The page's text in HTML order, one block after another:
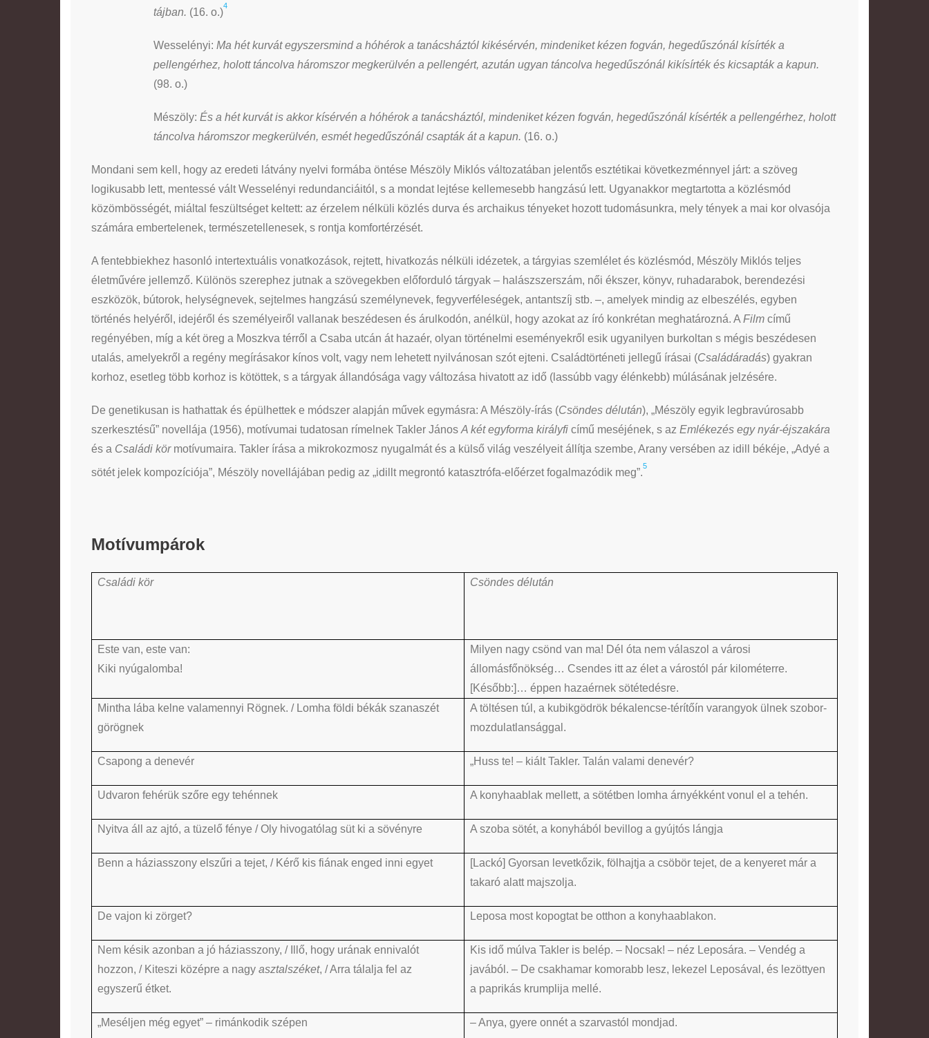
tájban. (16. o.)
4
Wesselényi: Ma hét kurvát egyszersmind a hóhérok a tanácsháztól kikésérvén, mindeniket kézen fogván, hegedűszónál kísírték a
pellengérhez, holott táncolva háromszor megkerülvén a pellengért, azután ugyan táncolva hegedűszónál kikísírték és kicsapták a kapun.
(98. o.)
Mészöly: És a hét kurvát is akkor kísérvén a hóhérok a tanácsháztól, mindeniket kézen fogván, hegedűszónál kísérték a pellengérhez, holott
táncolva háromszor megkerülvén, esmét hegedűszónál csapták át a kapun. (16. o.)
Mondani sem kell, hogy az eredeti látvány nyelvi formába öntése Mészöly Miklós változatában jelentős esztétikai következménnyel járt: a szöveg
logikusabb lett, mentessé vált Wesselényi redundanciáitól, s a mondat lejtése kellemesebb hangzású lett. Ugyanakkor megtartotta a közlésmód
közömbösségét, miáltal feszültséget keltett: az érzelem nélküli közlés durva és archaikus tényeket hozott tudomásunkra, mely tények a mai kor olvasója
számára embertelenek, természetellenesek, s rontja komfortérzését.
A fentebbiekhez hasonló intertextuális vonatkozások, rejtett, hivatkozás nélküli idézetek, a tárgyias szemlélet és közlésmód, Mészöly Miklós teljes
életművére jellemző. Különös szerephez jutnak a szövegekben előforduló tárgyak – halászszerszám, női ékszer, könyv, ruhadarabok, berendezési
eszközök, bútorok, helységnevek, sejtelmes hangzású személynevek, fegyverféleségek, antantszíj stb. –, amelyek mindig az elbeszélés, egyben
történés helyéről, idejéről és személyeiről vallanak beszédesen és árulkodón, anélkül, hogy azokat az író konkrétan meghatározná. A Film című
regényében, míg a két öreg a Moszkva térről a Csaba utcán át hazaér, olyan történelmi eseményekről esik ugyanilyen burkoltan s mégis beszédesen
utalás, amelyekről a regény megírásakor kínos volt, vagy nem lehetett nyilvánosan szót ejteni. Családtörténeti jellegű írásai (Családáradás) gyakran
korhoz, esetleg több korhoz is kötöttek, s a tárgyak állandósága vagy változása hivatott az idő (lassúbb vagy élénkebb) múlásának jelzésére.
De genetikusan is hathattak és épülhettek e módszer alapján művek egymásra: A Mészöly-írás (Csöndes délután), „Mészöly egyik legbravúrosabb
szerkesztésű” novellája (1956), motívumai tudatosan rímelnek Takler János A két egyforma királyfi című meséjének, s az Emlékezés egy nyár-éjszakára
és a Családi körmotívumaira. Takler írása a mikrokozmosz nyugalmát és a külső világ veszélyeit állítja szembe, Arany versében az idill békéje, „Adyé a
sötét jelek kompozíciója”, Mészöly novellájában pedig az „idillt megrontó katasztrófa-előérzet fogalmazódik meg”.
5
Motívumpárok
Családi kör Csöndes délután
Este van, este van:
Kiki nyúgalomba!
Milyen nagy csönd van ma! Dél óta nem válaszol a városi
állomásfőnökség… Csendes itt az élet a várostól pár kilométerre.
[Később:]… éppen hazaérnek sötétedésre.
Mintha lába kelne valamennyi Rögnek. / Lomha földi békák szanaszét
görögnek
A töltésen túl, a kubikgödrök békalencse-térítőín varangyok ülnek szobor-
mozdulatlansággal.
Csapong a denevér „Huss te! – kiált Takler. Talán valami denevér?
Udvaron fehérük szőre egy tehénnek A konyhaablak mellett, a sötétben lomha árnyékként vonul el a tehén.
Nyitva áll az ajtó, a tüzelő fénye / Oly hivogatólag süt ki a sövényre A szoba sötét, a konyhából bevillog a gyújtós lángja
Benn a háziasszony elszűri a tejet, / Kérő kis fiának enged inni egyet
[Lackó] Gyorsan levetkőzik, fölhajtja a csöbör tejet, de a kenyeret már a
takaró alatt majszolja.
De vajon ki zörget? Leposa most kopogtat be otthon a konyhaablakon.
Nem késik azonban a jó háziasszony, / Illő, hogy urának ennivalót
hozzon, / Kiteszi középre a nagy asztalszéket, / Arra tálalja fel az
egyszerű étket.
Kis idő múlva Takler is belép. – Nocsak! – néz Leposára. – Vendég a
javából. – De csakhamar komorabb lesz, lekezel Leposával, és lezöttyen
a paprikás krumplija mellé.
„Meséljen még egyet” – rimánkodik szépen – Anya, gyere onnét a szarvastól mondjad.